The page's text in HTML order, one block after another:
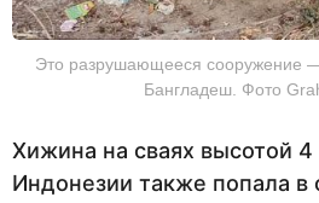
Это разрушающееся сооружение
Бангладеш. Фото
Хижина на сваях высотой
Индонезии также попала в